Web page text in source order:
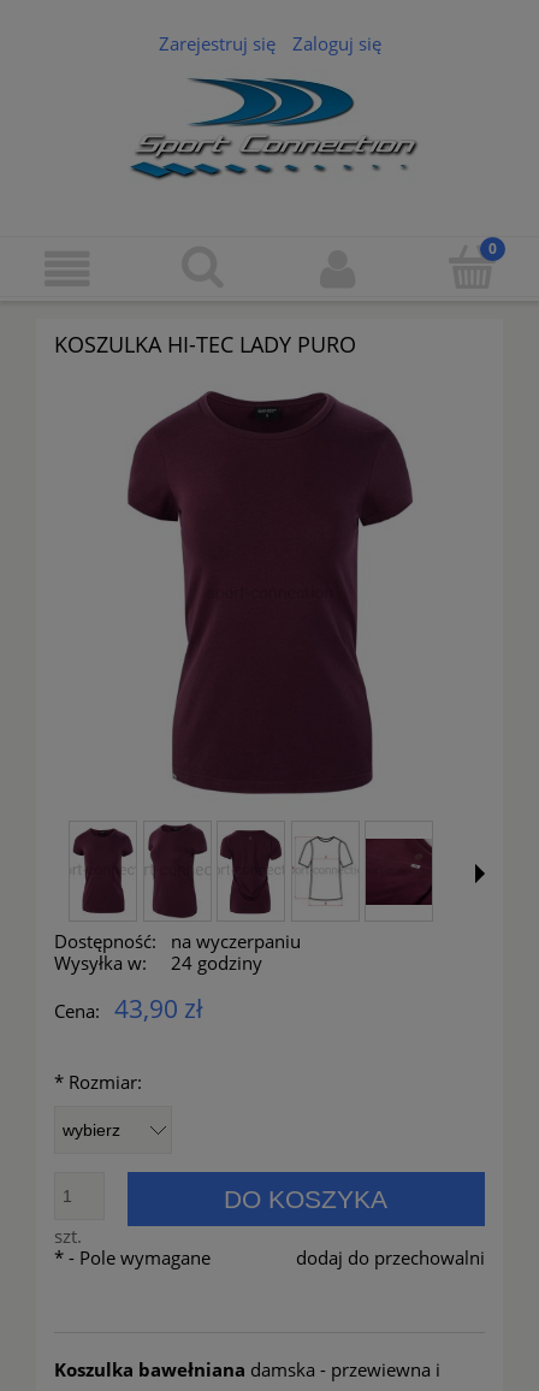
Zarejestruj się Zaloguj się
KOSZULKA HI-TEC LADY PURO
Dostępność:
na wyczerpaniu
Wysyłka w:
24 godziny
Cena:
43,90 zł
* Rozmiar:
szt.
DO KOSZYKA
dodaj do przechowalni
* - Pole wymagane
Koszulka bawełniana damska - przewiewna i